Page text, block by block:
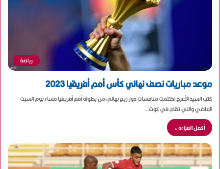
رياضة
موعد مباريات نصف نهائي كأس أمم أفريقيا 2023
كتب السيد الأعرج اختتمت منافسات دور ربع نهائي من بطولة أمم أفريقيا مساء يوم السبت
الماضي والتي تقام في كوت…
أكمل القراءة »